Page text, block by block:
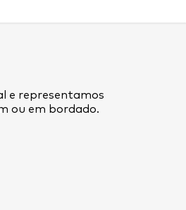
e representamos
ou em bordado.